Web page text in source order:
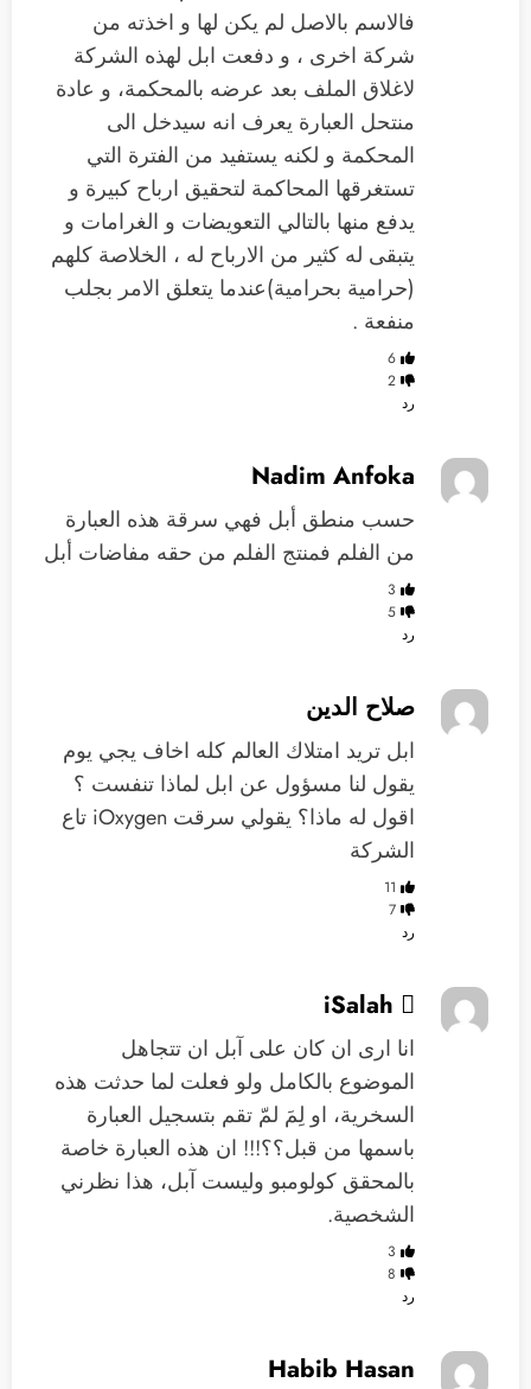
فالاسم بالاصل لم يكن لها و اخذته من
شركة اخرى ، و دفعت ابل لهذه الشركة
لاغلاق الملف بعد عرضه بالمحكمة، و عادة
منتحل العبارة يعرف انه سيدخل الى
المحكمة و لكنه يستفيد من الفترة التي
تستغرقها المحاكمة لتحقيق ارباح كبيرة و
يدفع منها بالتالي التعويضات و الغرامات و
يتبقى له كثير من الارباح له ، الخلاصة كلهم
(حرامية بحرامية)عندما يتعلق الامر بجلب
منفعة .
6
2
رد
Nadim Anfoka
حسب منطق أبل فهي سرقة هذه العبارة
من الفلم فمنتج الفلم من حقه مفاضات أبل
3
5
رد
صلاح الدين
ابل تريد امتلاك العالم كله اخاف يجي يوم
يقول لنا مسؤول عن ابل لماذا تنفست ؟
اقول له ماذا؟ يقولي سرقت iOxygen تاع
الشركة
11
7
رد
iSalah 
انا ارى ان كان على آبل ان تتجاهل
الموضوع بالكامل ولو فعلت لما حدثت هذه
السخرية، او لِمَ لمّ تقم بتسجيل العبارة
باسمها من قبل؟؟!!! ان هذه العبارة خاصة
بالمحقق كولومبو وليست آبل، هذا نظرني
الشخصية.
3
8
رد
Habib Hasan